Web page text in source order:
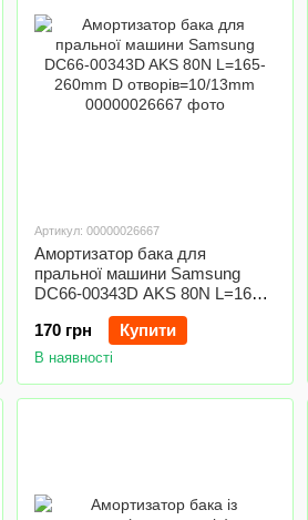
Артикул: 00000026667
Амортизатор бака для
пральної машини Samsung
DC66-00343D AKS 80N L=165-
260mm D отворів=10/13mm
170 грн
Купити
В наявності